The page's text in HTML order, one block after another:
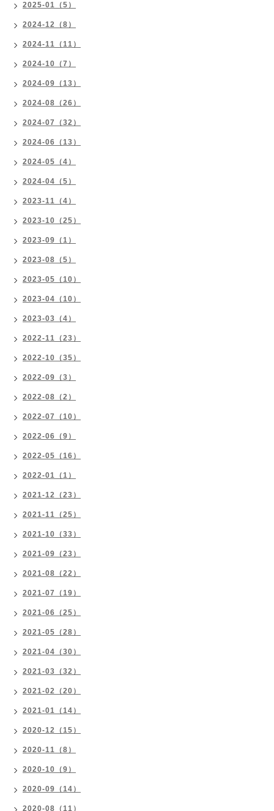
2025-01（5）
2024-12（8）
2024-11（11）
2024-10（7）
2024-09（13）
2024-08（26）
2024-07（32）
2024-06（13）
2024-05（4）
2024-04（5）
2023-11（4）
2023-10（25）
2023-09（1）
2023-08（5）
2023-05（10）
2023-04（10）
2023-03（4）
2022-11（23）
2022-10（35）
2022-09（3）
2022-08（2）
2022-07（10）
2022-06（9）
2022-05（16）
2022-01（1）
2021-12（23）
2021-11（25）
2021-10（33）
2021-09（23）
2021-08（22）
2021-07（19）
2021-06（25）
2021-05（28）
2021-04（30）
2021-03（32）
2021-02（20）
2021-01（14）
2020-12（15）
2020-11（8）
2020-10（9）
2020-09（14）
2020-08（11）